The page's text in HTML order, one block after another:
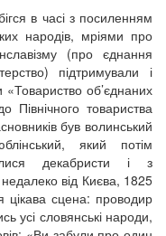
в часі з посиленням
народів, мріями про
(про єднання
підтримували і
«Товариство об’єднаних
Північного товариства
був волинський
який потім
декабристи і з
від Києва, 1825
цікава сцена: проводир
усі словянські народи,